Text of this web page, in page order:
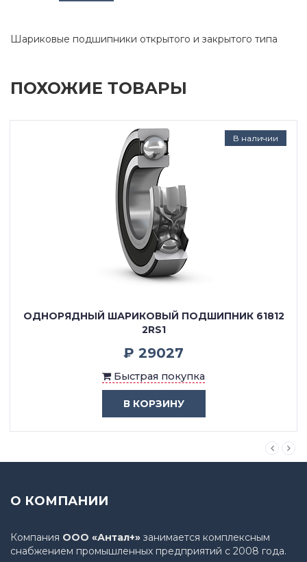
Шариковые подшипники открытого и закрытого типа
ПОХОЖИЕ ТОВАРЫ
В наличии
ОДНОРЯДНЫЙ ШАРИКОВЫЙ ПОДШИПНИК 61812
2RS1
₽ 29027
Быстрая покупка
В КОРЗИНУ
О КОМПАНИИ
Компания ООО «Антал+» занимается комплексным
снабжением промышленных предприятий с 2008 года.